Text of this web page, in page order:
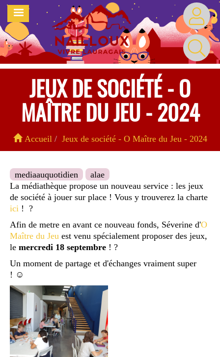
Aller
contenu
principal
MENU
JEUX DE SOCIÉTÉ - O
MAÎTRE DU JEU - 2024
Accueil Jeux de société - O Maître du Jeu - 2024
mediaauquotidien
alae
La médiathèque propose un nouveau service : les jeux
de société à jouer sur place ! Vous y trouverez la charte
ici ! ?
Afin de metre en avant ce nouveau fonds, Séverine d'O
Maître du Jeu est venu spécialement proposer des jeux,
le mercredi 18 septembre ! ?
Un moment de partage et d'échanges vraiment super
! ☺